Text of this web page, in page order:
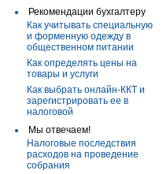
Рекомендации бухгалтеру
Как учитывать специальную
и форменную одежду в
общественном питании
Как определять цены на
товары и услуги
Как выбрать онлайн-ККТ и
зарегистрировать ее в
налоговой
Мы отвечаем!
Налоговые последствия
расходов на проведение
собрания